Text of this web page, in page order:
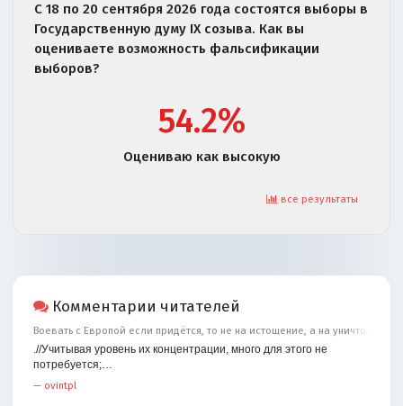
С 18 по 20 сентября 2026 года состоятся выборы в
Государственную думу IX созыва. Как вы
оцениваете возможность фальсификации
выборов?
54.2%
Оцениваю как высокую
все результаты
Комментарии читателей
Воевать с Европой если придётся, то не на истощение, а на уничтожение
.//Учитывая уровень их концентрации, много для этого не
потребуется;…
— ovintpl